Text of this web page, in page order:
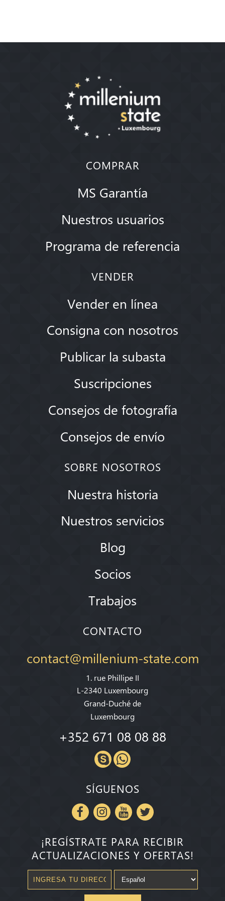
COMPRAR
MS Garantía
Nuestros usuarios
Programa de referencia
VENDER
Vender en línea
Consigna con nosotros
Publicar la subasta
Suscripciones
Consejos de fotografía
Consejos de envío
SOBRE NOSOTROS
Nuestra historia
Nuestros servicios
Blog
Socios
Trabajos
CONTACTO
contact@millenium-state.com
1. rue Phillipe II
L-2340 Luxembourg
Grand-Duché de
Luxembourg
+352 671 08 08 88
SÍGUENOS
¡REGÍSTRATE PARA RECIBIR
ACTUALIZACIONES Y OFERTAS!